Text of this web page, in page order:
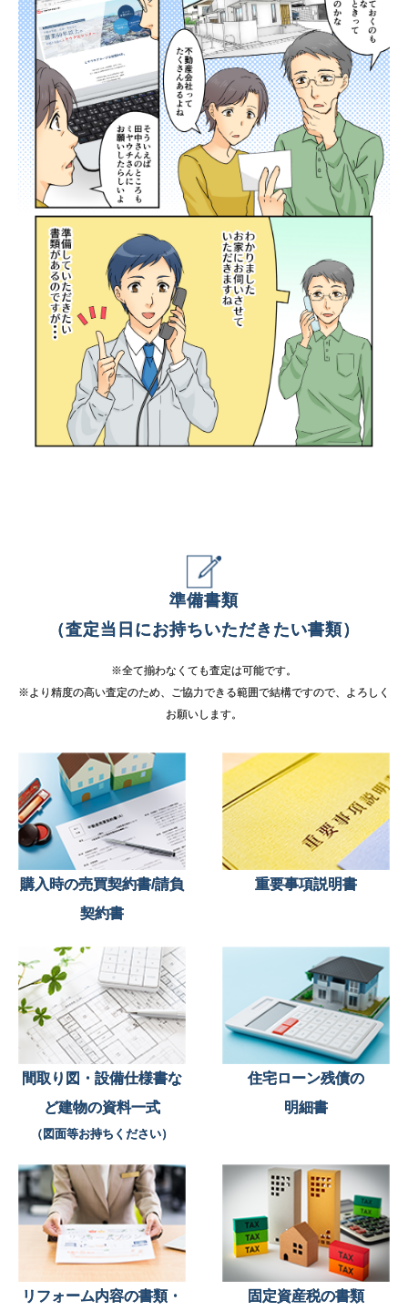
準備書類
（査定当日にお持ちいただきたい書類）
※全て揃わなくても査定は可能です。
※より精度の高い査定のため、ご協力できる範囲で結構ですので、よろしく
お願いします。
購入時の売買契約書/請負
契約書
重要事項説明書
間取り図・設備仕様書な
ど建物の資料一式
（図面等お持ちください）
住宅ローン残債の
明細書
リフォーム内容の書類・ 固定資産税の書類